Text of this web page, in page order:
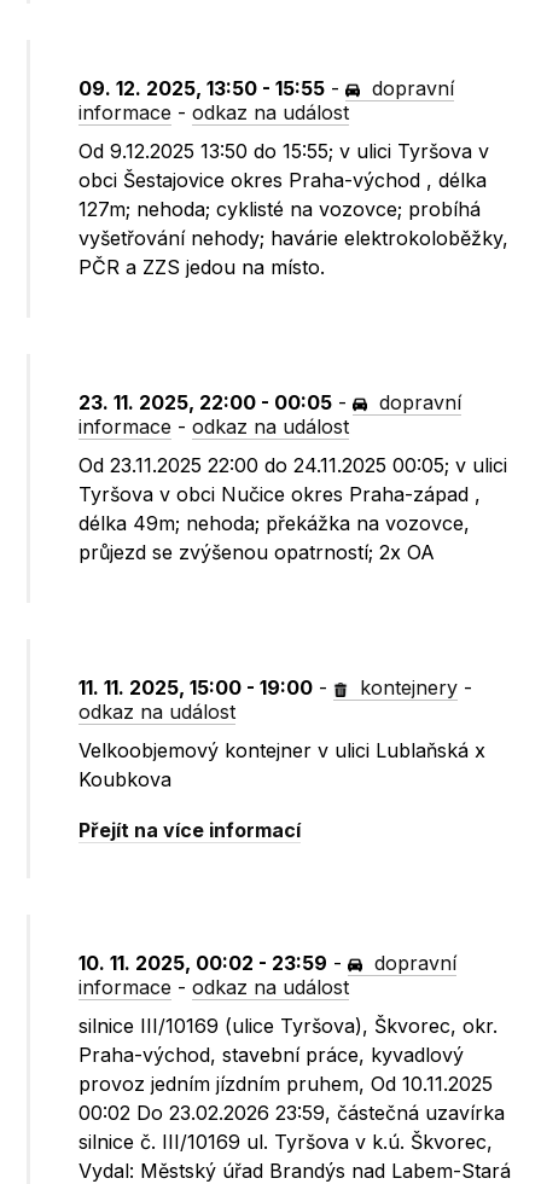
09. 12. 2025, 13:50 - 15:55 -
dopravní
informace -odkaz na událost
Od 9.12.2025 13:50 do 15:55; v ulici Tyršova v
obci Šestajovice okres Praha-východ , délka
127m; nehoda; cyklisté na vozovce; probíhá
vyšetřování nehody; havárie elektrokoloběžky,
PČR a ZZS jedou na místo.
23. 11. 2025, 22:00 - 00:05 -
dopravní
informace -odkaz na událost
Od 23.11.2025 22:00 do 24.11.2025 00:05; v ulici
Tyršova v obci Nučice okres Praha-západ ,
délka 49m; nehoda; překážka na vozovce,
průjezd se zvýšenou opatrností; 2x OA
11. 11. 2025, 15:00 - 19:00 - kontejnery -
odkaz na událost
Velkoobjemový kontejner v ulici Lublaňská x
Koubkova
Přejít na více informací
10. 11. 2025, 00:02 - 23:59 -
dopravní
informace -odkaz na událost
silnice III/10169 (ulice Tyršova), Škvorec, okr.
Praha-východ, stavební práce, kyvadlový
provoz jedním jízdním pruhem, Od 10.11.2025
00:02 Do 23.02.2026 23:59, částečná uzavírka
silnice č. III/10169 ul. Tyršova v k.ú. Škvorec,
Vydal: Městský úřad Brandýs nad Labem-Stará